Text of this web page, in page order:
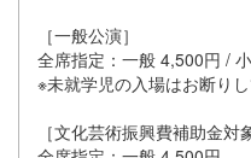
［一般公演］
全席指定：一般 4,500円 /
※未就学児の入場はお断り
［文化芸術振興費補助金対